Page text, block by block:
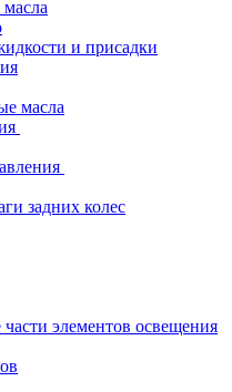
и присадки
масла
задних колес
элементов освещения